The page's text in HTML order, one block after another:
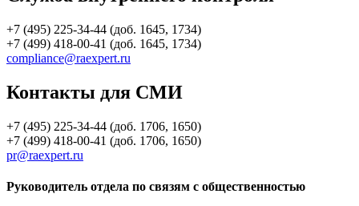
+7 (495) 225-34-44 (доб. 1645, 1734)
+7 (499) 418-00-41 (доб. 1645, 1734)
compliance@raexpert.ru
Контакты для СМИ
+7 (495) 225-34-44 (доб. 1706, 1650)
+7 (499) 418-00-41 (доб. 1706, 1650)
pr@raexpert.ru
Руководитель отдела по связям с общественностью